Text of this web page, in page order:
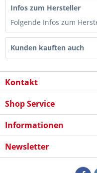
Infos zum Hersteller
Folgende Infos zum
Kunden kauften auch
Kontakt
Shop Service
Informationen
Newsletter